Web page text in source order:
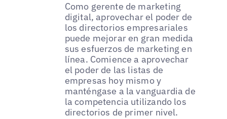
Como gerente de marketing
digital, aprovechar el poder de
los directorios empresariales
puede mejorar en gran medida
sus esfuerzos de marketing en
línea. Comience a aprovechar
el poder de las listas de
empresas hoy mismo y
manténgase a la vanguardia de
la competencia utilizando los
directorios de primer nivel.